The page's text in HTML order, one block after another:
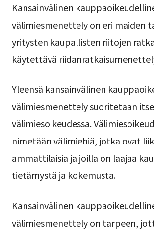
Kansainvälinen
välimiesmenettely on eri maiden
yritysten kaupallisten riitojen
käytettävä
Yleensä kansainvälinen
välimiesmenettely suoritetaan
välimiesoikeudessa.
nimetään välimiehiä, jotka ovat
ammattilaisia ja joilla on laajaa
tietämystä ja kokemusta.
Kansainvälinen
välimiesmenettely on tarpeen,